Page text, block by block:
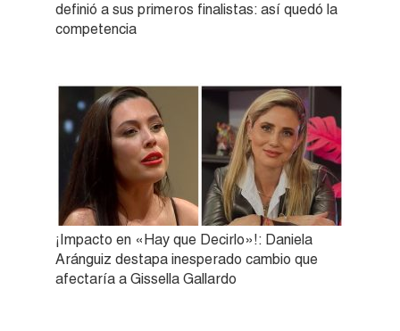
definió a sus primeros finalistas: así quedó la
competencia
¡Impacto en «Hay que Decirlo»!: Daniela
Aránguiz destapa inesperado cambio que
afectaría a Gissella Gallardo